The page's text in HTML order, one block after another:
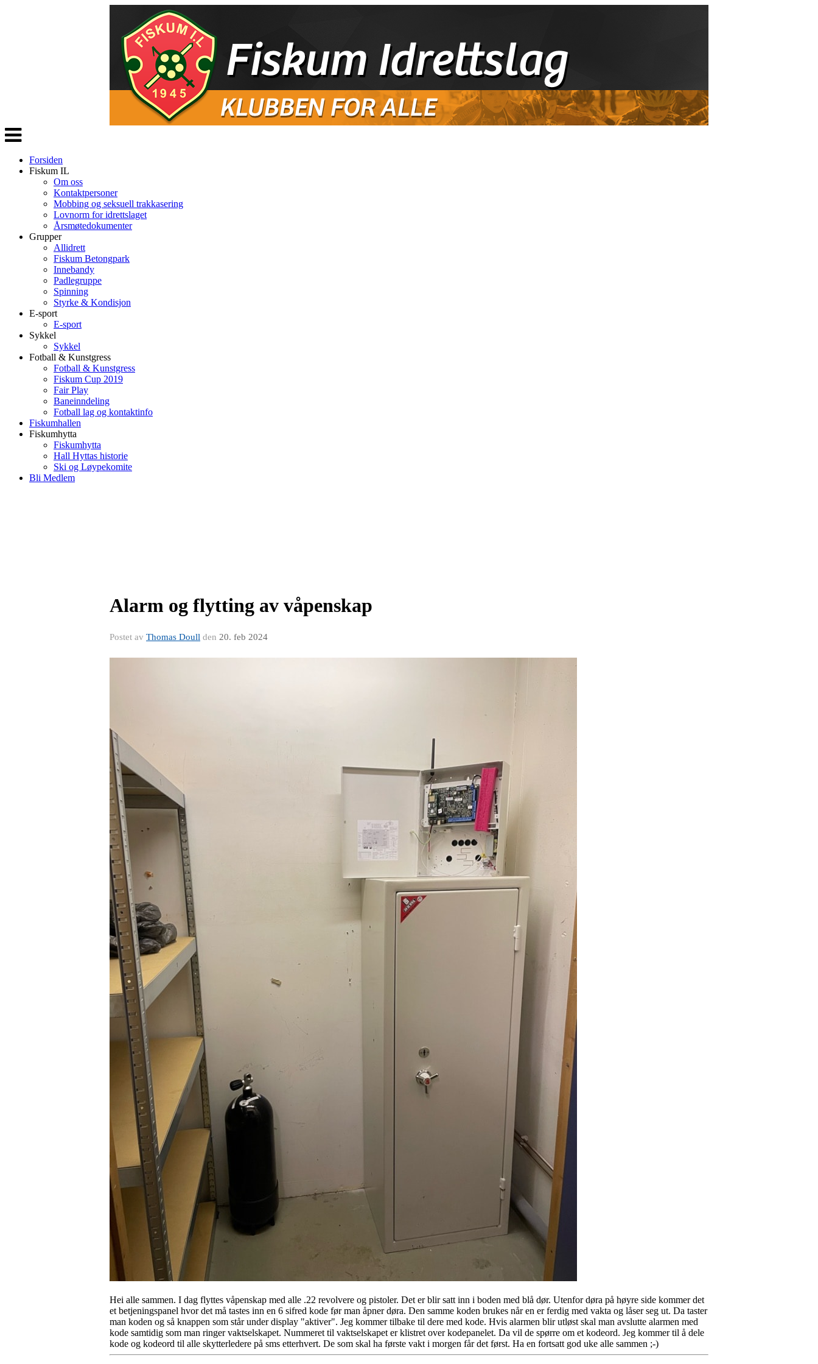
Veksle
navigasjon
Forsiden
Fiskum IL
Om oss
Kontaktpersoner
Mobbing og seksuell trakkasering
Lovnorm for idrettslaget
Årsmøtedokumenter
Grupper
Allidrett
Fiskum Betongpark
Innebandy
Padlegruppe
Spinning
Styrke & Kondisjon
E-sport
E-sport
Sykkel
Sykkel
Fotball & Kunstgress
Fotball & Kunstgress
Fiskum Cup 2019
Fair Play
Baneinndeling
Fotball lag og kontaktinfo
Fiskumhallen
Fiskumhytta
Fiskumhytta
Hall Hyttas historie
Ski og Løypekomite
Bli Medlem
Alarm og flytting av våpenskap
Postet av Thomas Doull den 20. feb 2024
Hei alle sammen. I dag flyttes våpenskap med alle .22 revolvere og pistoler. Det er blir satt inn i boden med blå dør. Utenfor døra på høyre side kommer det
et betjeningspanel hvor det må tastes inn en 6 sifred kode før man åpner døra. Den samme koden brukes når en er ferdig med vakta og låser seg ut. Da taster
man koden og så knappen som står under display "aktiver". Jeg kommer tilbake til dere med kode. Hvis alarmen blir utløst skal man avslutte alarmen med
kode samtidig som man ringer vaktselskapet. Nummeret til vaktselskapet er klistret over kodepanelet. Da vil de spørre om et kodeord. Jeg kommer til å dele
kode og kodeord til alle skytterledere på sms etterhvert. De som skal ha første vakt i morgen får det først. Ha en fortsatt god uke alle sammen ;-)